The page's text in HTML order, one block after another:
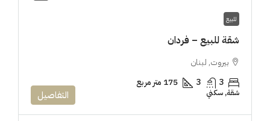
للبيع
شقة للبيع – فردان
بيروت, لبنان
3
3 175 متر مربع
شقة, سكني التفاصيل